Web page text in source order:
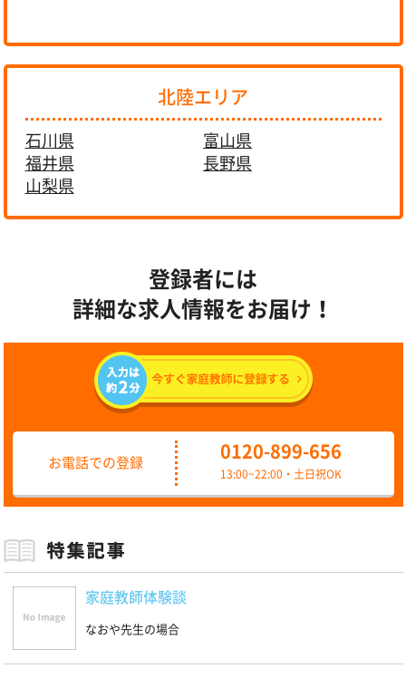
北陸エリア
石川県
富山県
福井県
長野県
山梨県
登録者には
詳細な求人情報をお届け！
お電話での登録
0120-899-656
13:00~22:00・土日祝OK
家庭教師体験談
なおや先生の場合